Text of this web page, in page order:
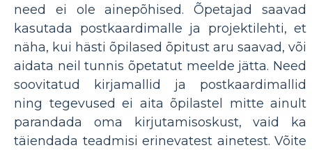
need ei ole ainepõhised. Õpetajad saavad
kasutada postkaardimalle ja projektilehti, et
näha, kui hästi õpilased õpitust aru saavad, või
aidata neil tunnis õpetatut meelde jätta. Need
soovitatud kirjamallid ja postkaardimallid
ning tegevused ei aita õpilastel mitte ainult
parandada oma kirjutamisoskust, vaid ka
täiendada teadmisi erinevatest ainetest. Võite